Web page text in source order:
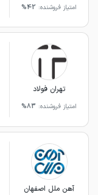
امتیاز فروشنده: 42%
تهران فولاد
امتیاز فروشنده: 83%
آهن ملل اصفهان